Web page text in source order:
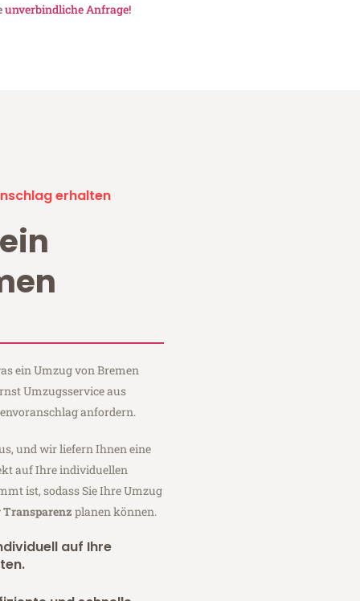
unverbindliche Anfrage!
erhalten
ein Umzug von Bremen
Umzugsservice aus
anfordern.
und wir liefern Ihnen eine
auf Ihre individuellen
ist, sodass Sie Ihre Umzug
Transparenz planen können.
auf Ihre